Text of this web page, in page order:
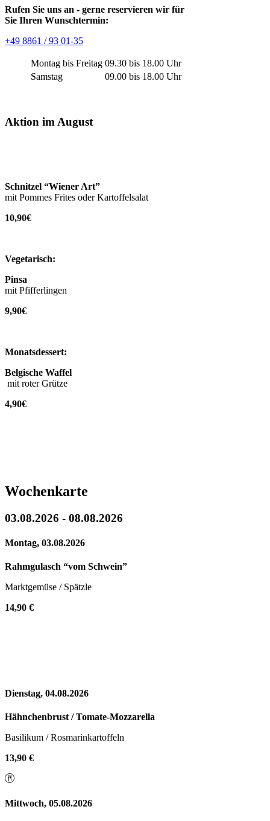
Rufen Sie uns an - gerne reservieren wir für
Sie Ihren Wunschtermin:
+49 8861 / 93 01-35
Montag bis Freitag 09.30 bis 18.00 Uhr
Samstag
09.00 bis 18.00 Uhr
Aktion im August
Schnitzel “Wiener Art”
mit Pommes Frites oder Kartoffelsalat
10,90€
Vegetarisch:
Pinsa
mit Pfifferlingen
9,90€
Monatsdessert:
Belgische Waffel
mit roter Grütze
4,90€
Wochenkarte
03.08.2026 - 08.08.2026
Montag, 03.08.2026
Rahmgulasch “vom Schwein”
Marktgemüse / Spätzle
14,90 €
Dienstag, 04.08.2026
Hähnchenbrust / Tomate-Mozzarella
Basilikum / Rosmarinkartoffeln
13,90 €
Mittwoch, 05.08.2026